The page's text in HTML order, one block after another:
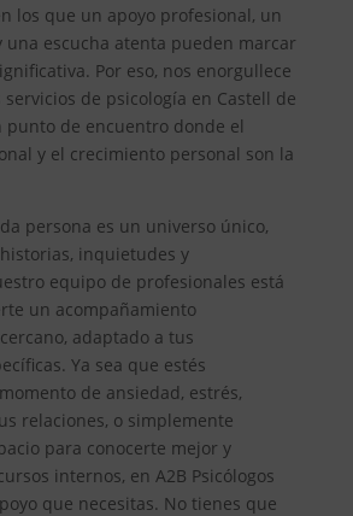
los que un apoyo profesional, un
una escucha atenta pueden marcar
Por eso, nos enorgullece
de psicología en Castell de
punto de encuentro donde el
y el crecimiento personal son la
persona es un universo único,
inquietudes y
equipo de profesionales está
un acompañamiento
adaptado a tus
Ya sea que estés
de ansiedad, estrés,
relaciones, o simplemente
para conocerte mejor y
internos, en A2B Psicólogos
que necesitas. No tienes que